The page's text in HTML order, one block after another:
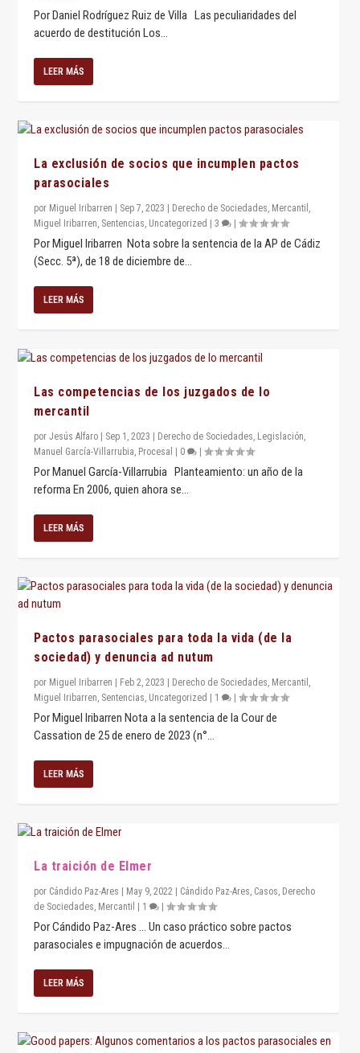
Por Daniel Rodríguez Ruiz de Villa Las peculiaridades del
acuerdo de destitución Los...
LEER MÁS
La exclusión de socios que incumplen pactos
parasociales
por Miguel Iribarren Sep 7, 2023 Derecho de Sociedades, Mercantil ,
Miguel Iribarren, Sentencias, Uncategorized |3 |
Por Miguel Iribarren Nota sobre la sentencia de la AP de Cádiz
(Secc. 5ª), de 18 de diciembre de...
LEER MÁS
Las competencias de los juzgados de lo
mercantil
porJesús Alfaro Sep 1, 2023 Derecho de Sociedades, Legislación,
Manuel García-Villarrubia, Procesal 0 |
Por Manuel García-Villarrubia Planteamiento: un año de la
reforma En 2006, quien ahora se...
LEER MÁS
Pactos parasociales para toda la vida (de la
sociedad) y denuncia ad nutum
por Miguel Iribarren Feb 2, 2023 Derecho de Sociedades, Mercantil ,
Miguel Iribarren, Sentencias, Uncategorized 1 |
Por Miguel Iribarren Nota a la sentencia de la Cour de
Cassation de 25 de enero de 2023 (n°...
LEER MÁS
La traición de Elmer
por Cándido Paz-Ares May 9, 2022 Cándido Paz-Ares, Casos, Derecho
de Sociedades, Mercantil 1 |
Por Cándido Paz-Ares … Un caso práctico sobre pactos
parasociales e impugnación de acuerdos...
LEER MÁS